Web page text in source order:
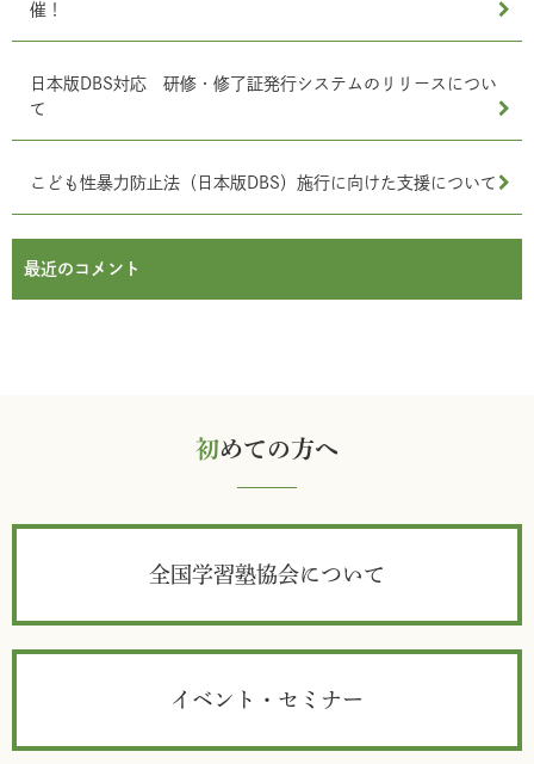
催！
日本版DBS対応 研修・修了証発行システムのリリースについ
て
こども性暴力防止法（日本版DBS）施行に向けた支援について
最近のコメント
初めての方へ
全国学習塾協会について
イベント・セミナー